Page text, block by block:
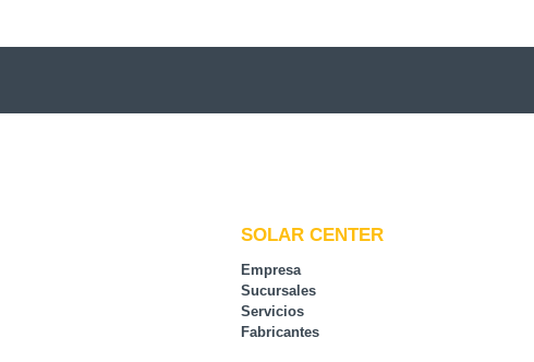
SOLAR CENTER
Empresa
Sucursales
Servicios
Fabricantes